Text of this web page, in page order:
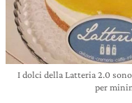
I dolci della Latteria 2.0
per